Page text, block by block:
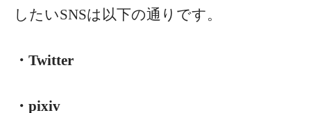
したいSNSは以下の通りです。
・Twitter
・pixiv